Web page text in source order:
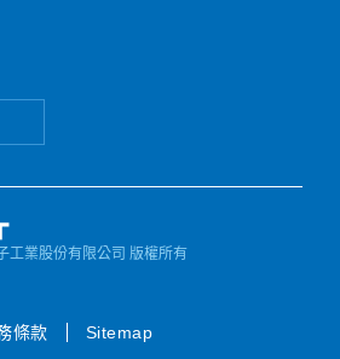
工業股份有限公司 版權所有
條款 Sitemap